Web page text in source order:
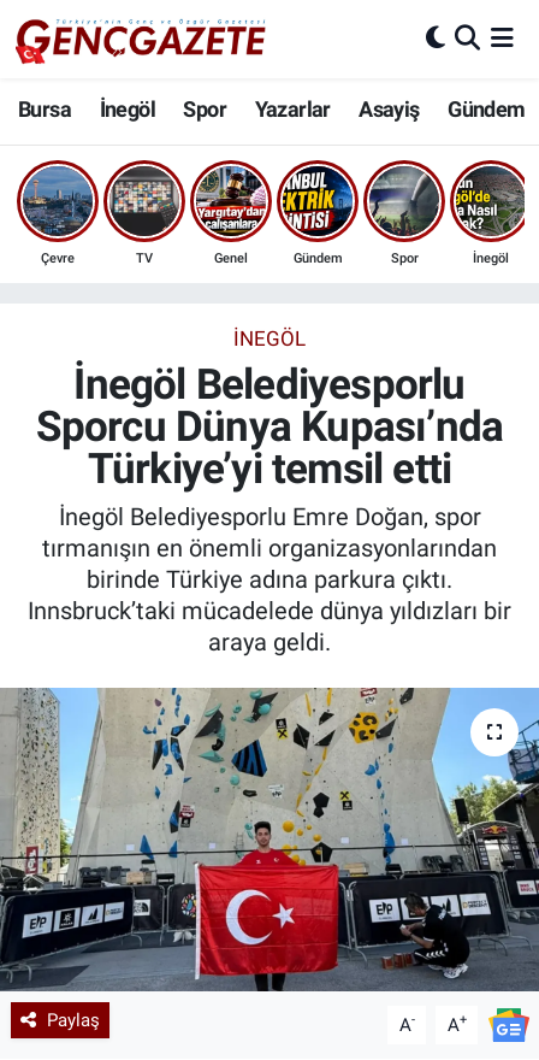
Bursa İnegöl Spor Yazarlar Asayiş Gündem
Çevre TV Genel Gündem Spor İnegöl
İNEGÖL
İnegöl Belediyesporlu
Sporcu Dünya Kupası’nda
Türkiye’yi temsil etti
İnegöl Belediyesporlu Emre Doğan, spor
tırmanışın en önemli organizasyonlarından
birinde Türkiye adına parkura çıktı.
Innsbruck’taki mücadelede dünya yıldızları bir
araya geldi.
Paylaş A- A+
Bursa
İnegöl
3.SAYFA
Ekonomi
Güncel
İnanç
Kadın & Aile
Sağlık
Siyaset
Teknoloji
Yazarlar
Astroloji-Rüya
Nöbetçi Eczaneler
Hava Durumu
Trafik Durumu
Son Dakika Haberleri
Haber Arşivi